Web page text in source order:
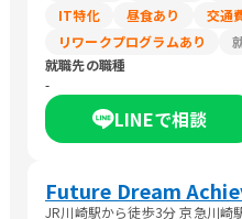
IT特化
昼食あり 交通
リワークプログラムあり
就職先の職種
-
LINEで相談
Future Dream
JR川崎駅から徒歩3分 京急川崎